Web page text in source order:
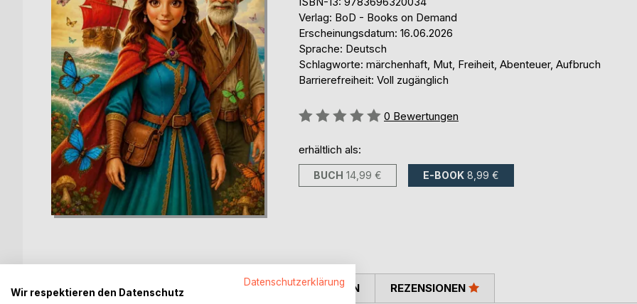
Verlag: BoD - Books on Demand
Erscheinungsdatum: 16.06.2026
Sprache: Deutsch
Schlagworte: märchenhaft, Mut, Freiheit, Abenteuer, Aufbruch
Barrierefreiheit: Voll zugänglich
Bewertung::
0 Bewertungen
erhältlich als:
BUCH 14,99 € E-BOOK 8,99 €
BESCHREIBUNG AUTOR/IN PRESSESTIMMEN REZENSIONEN
Datenschutzerklärung
Wir respektieren den Datenschutz